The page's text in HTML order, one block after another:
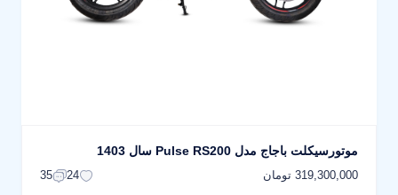
موتورسیکلت باجاج مدل Pulse RS200 سال 1403
319,300,000 تومان 24
35